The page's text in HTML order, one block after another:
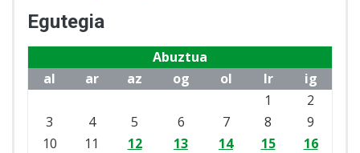
Egutegia
Abuztua
al
ar az og ol lr
ig
1
2
3
4 5 6 7 8
9
10
11 12 13 14 15
16